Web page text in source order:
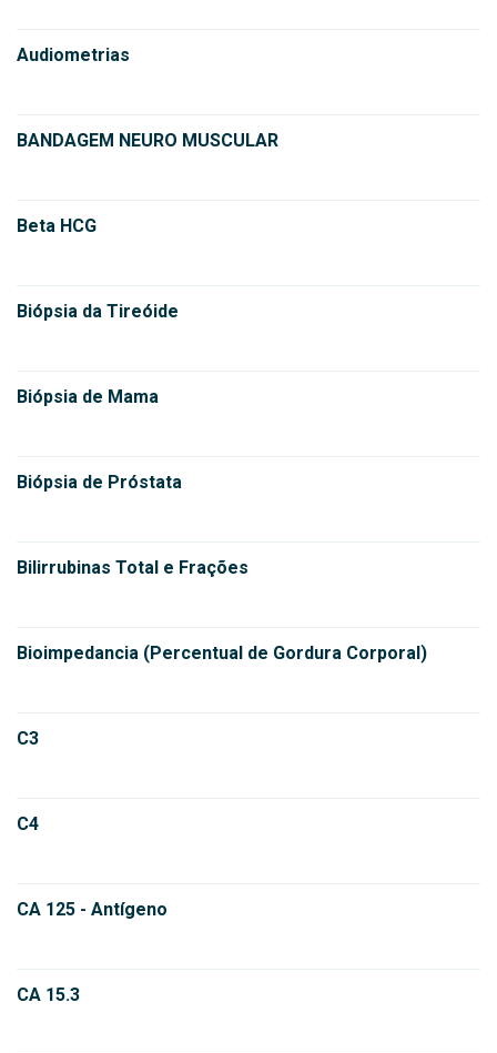
Audiometrias
BANDAGEM NEURO MUSCULAR
Beta HCG
Biópsia da Tireóide
Biópsia de Mama
Biópsia de Próstata
Bilirrubinas Total e Frações
Bioimpedancia (Percentual de Gordura Corporal)
C3
C4
CA 125 - Antígeno
CA 15.3